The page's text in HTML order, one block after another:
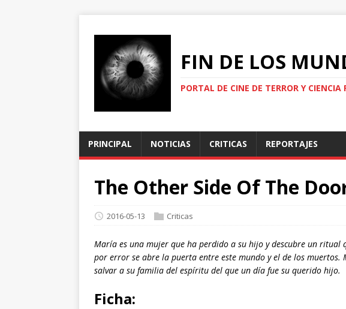
FIN DE LOS
PORTAL DE CINE DE TERROR Y CIENCIA
PRINCIPAL NOTICIAS CRITICAS REPORTAJES
The Other Side Of The
2016-05-13 Criticas
María es una mujer que ha perdido a su hijo y descubre un ritual
por error se abre la puerta entre este mundo y el de los
salvar a su familia del espíritu del que un día fue su querido hijo.
Ficha: